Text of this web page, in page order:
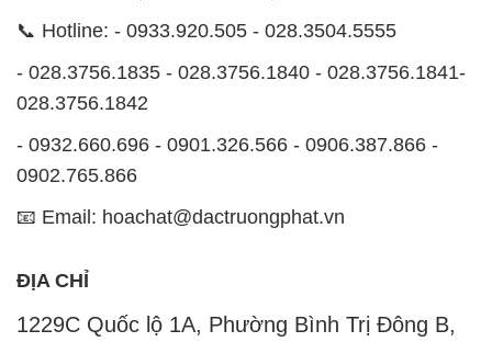
0902.765.866
📧 Email: hoachat@dactruongphat.vn
ĐỊA CHỈ
1229C Quốc lộ 1A, Phường Bình Trị Đông B,
Quận Bình Tân, TP. Hồ Chí Minh
CÔNG TY XNK TM SX HÓA CHẤT ĐẮC TRƯỜNG